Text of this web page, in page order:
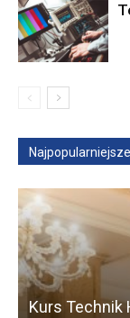
Kurs Technik